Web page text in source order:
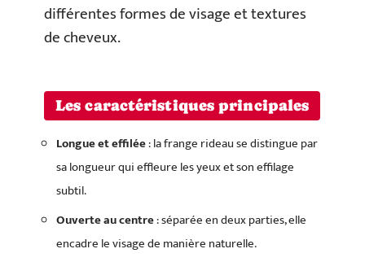
différentes formes de visage et textures
de cheveux.
Les caractéristiques principales
Longue et effilée: la frange rideau se distingue par
sa longueur qui effleure les yeux et son effilage
subtil.
Ouverte au centre: séparée en deux parties, elle
encadre le visage de manière naturelle.